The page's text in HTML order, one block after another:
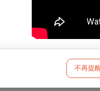
不再提